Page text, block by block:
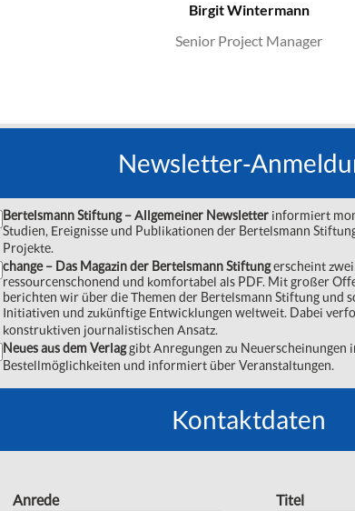
Birgit Wintermann
Senior Project Manager
Newsletter-
Bertelsmann Stiftung – Allgemeiner Newsletter informiert
Studien, Ereignisse und Publikationen der Bertelsmann
Projekte.
change – Das Magazin der Bertelsmann Stiftungerscheint
ressourcenschonend und komfortabel als PDF. Mit großer
berichten wir über die Themen der Bertelsmann Stiftung und
Initiativen und zukünftige Entwicklungen weltweit. Dabei
konstruktiven journalistischen Ansatz.
Neues aus dem Verlaggibt Anregungen zu Neuerscheinungen
Bestellmöglichkeiten und informiert über Veranstaltungen.
Kontaktdaten
Anrede Titel